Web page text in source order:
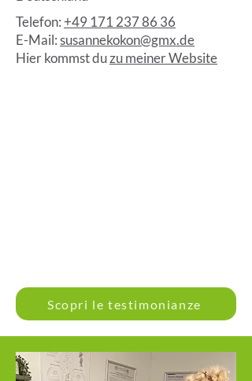
Telefon:+49 171 237 86 36
E-Mail:susannekokon@gmx.de
Hier kommst duzu meiner Website
Scopri le testimonianze